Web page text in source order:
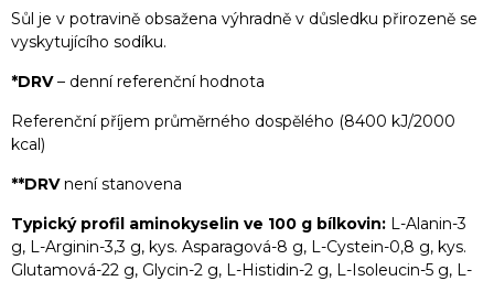
Sůl je v potravině obsažena výhradně v důsledku přirozeně se
vyskytujícího sodíku.
*DRV– denní referenční hodnota
Referenční příjem průměrného dospělého (8400 kJ/2000
kcal)
**DRVnení stanovena
Typický profil aminokyselin ve 100 g bílkovin: L-Alanin-3
g, L-Arginin-3,3 g, kys. Asparagová-8 g, L-Cystein-0,8 g, kys.
Glutamová-22 g, Glycin-2 g, L-Histidin-2 g, L-Isoleucin-5 g, L-